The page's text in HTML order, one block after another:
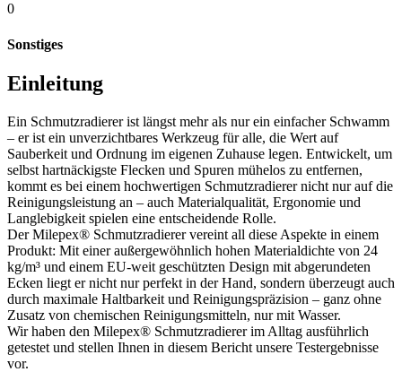
0
Sonstiges
Einleitung
Ein Schmutzradierer ist längst mehr als nur ein einfacher Schwamm
– er ist ein unverzichtbares Werkzeug für alle, die Wert auf
Sauberkeit und Ordnung im eigenen Zuhause legen. Entwickelt, um
selbst hartnäckigste Flecken und Spuren mühelos zu entfernen,
kommt es bei einem hochwertigen Schmutzradierer nicht nur auf die
Reinigungsleistung an – auch Materialqualität, Ergonomie und
Langlebigkeit spielen eine entscheidende Rolle.
Der Milepex® Schmutzradierer vereint all diese Aspekte in einem
Produkt: Mit einer außergewöhnlich hohen Materialdichte von 24
kg/m³ und einem EU-weit geschützten Design mit abgerundeten
Ecken liegt er nicht nur perfekt in der Hand, sondern überzeugt auch
durch maximale Haltbarkeit und Reinigungspräzision – ganz ohne
Zusatz von chemischen Reinigungsmitteln, nur mit Wasser.
Wir haben den Milepex® Schmutzradierer im Alltag ausführlich
getestet und stellen Ihnen in diesem Bericht unsere Testergebnisse
vor.